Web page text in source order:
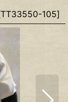
TT33550-105]